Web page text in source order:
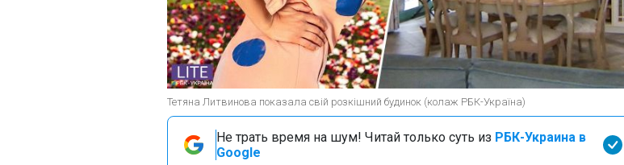
Тетяна Литвинова показала свій розкішний будинок (колаж РБК-Україна)
Не трать время на шум! Читай только суть из РБК-Украина в
Google